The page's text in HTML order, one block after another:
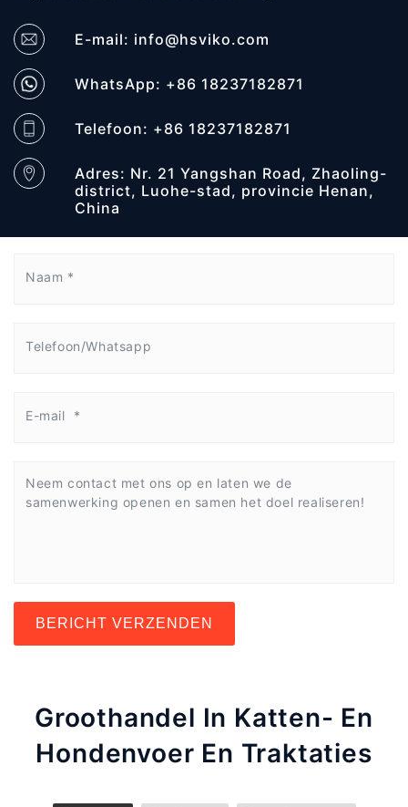
E-mail: info@hsviko.com
WhatsApp: +86 18237182871
Telefoon: +86 18237182871
Adres: Nr. 21 Yangshan Road, Zhaoling-
district, Luohe-stad, provincie Henan,
China
BERICHT VERZENDEN
Groothandel In Katten- En
Hondenvoer En Traktaties